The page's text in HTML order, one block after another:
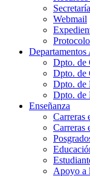
Webmail
Departamentos
Dpto. de
Dpto. de
Dpto. de
Dpto. de
Enseñanza
Carreras
Carreras
Apoyo a